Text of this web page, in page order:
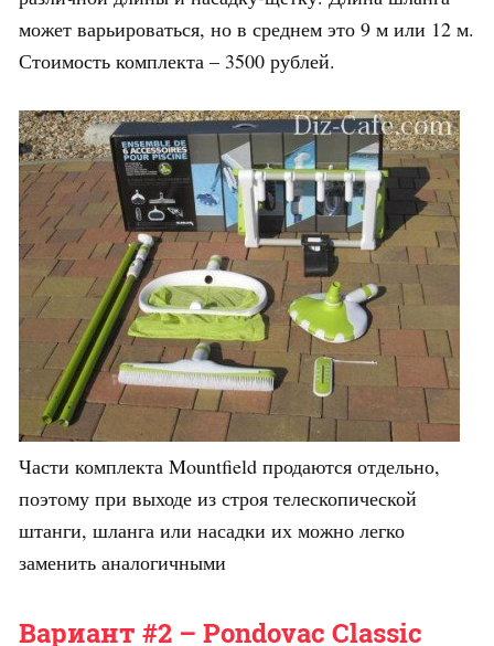
может варьироваться, но в среднем это 9 м или 12 м.
Стоимость комплекта – 3500 рублей.
Части комплекта Mountfield продаются отдельно,
поэтому при выходе из строя телескопической
штанги, шланга или насадки их можно легко
заменить аналогичными
Вариант #2 – Pondovac Classic